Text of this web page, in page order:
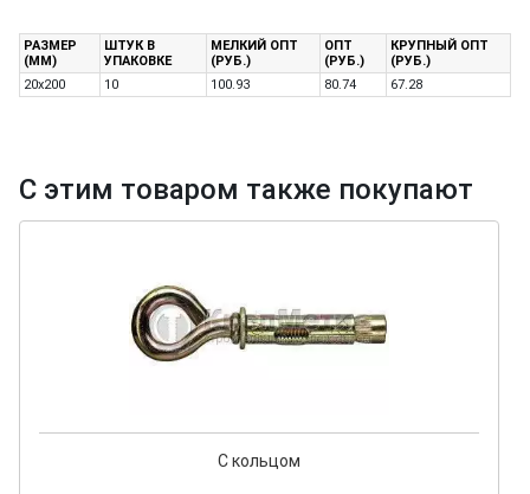
РАЗМЕР
(ММ)
ШТУК В
УПАКОВКЕ
МЕЛКИЙ ОПТ
(РУБ.)
ОПТ
(РУБ.)
КРУПНЫЙ ОПТ
(РУБ.)
20х200
10 100.93 80.74 67.28
С этим товаром также покупают
С кольцом